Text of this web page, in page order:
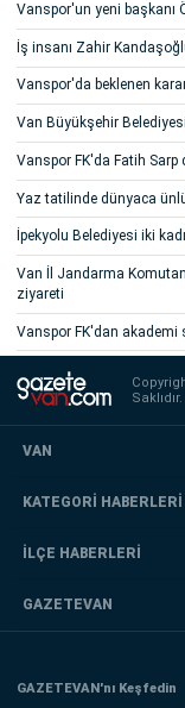
Vanspor'un yeni başkanı
İş insanı Zahir
Vanspor'da beklenen karar
Van Büyükşehir
Vanspor FK'da Fatih Sarp
Yaz tatilinde dünyaca
İpekyolu Belediyesi iki
Van İl Jandarma
ziyareti
Vanspor FK'dan akademi
Saklıdır.
VAN
KATEGORİ HABERLERİ
İLÇE HABERLERİ
GAZETEVAN
GAZETEVAN'nı Keşfedin